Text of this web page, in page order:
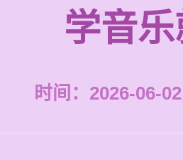
学音
时间：2026-06-